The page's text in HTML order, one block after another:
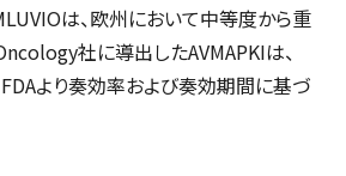
は、欧州において中等度から重
社に導出したAVMAPKIは、
FDAより奏効率および奏効期間に基づ